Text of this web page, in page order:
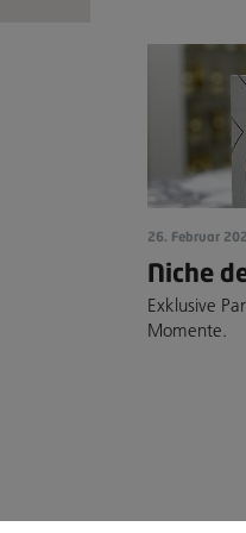
26. Februar
Niche
Exklusive
Momente.